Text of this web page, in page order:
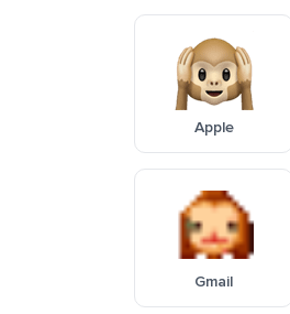
Apple
Gmail